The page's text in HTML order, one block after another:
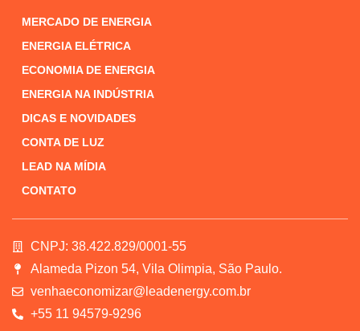
MERCADO DE ENERGIA
ENERGIA ELÉTRICA
ECONOMIA DE ENERGIA
ENERGIA NA INDÚSTRIA
DICAS E NOVIDADES
CONTA DE LUZ
LEAD NA MÍDIA
CONTATO
CNPJ: 38.422.829/0001-55
Alameda Pizon 54, Vila Olimpia, São Paulo.
venhaeconomizar@leadenergy.com.br
+55 11 94579-9296